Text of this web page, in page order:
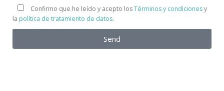
Confirmo que he leído y acepto losTérminos y condicionesy
la política de tratamiento de datos.
Send